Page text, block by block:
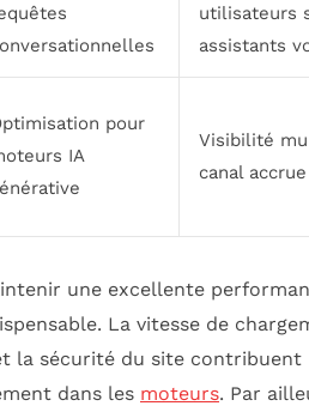
utilisateurs
assistants
pour
IA
Visibilité
canal accrue
une excellente
La vitesse de
la sécurité du site contribuent
dans les moteurs. Par